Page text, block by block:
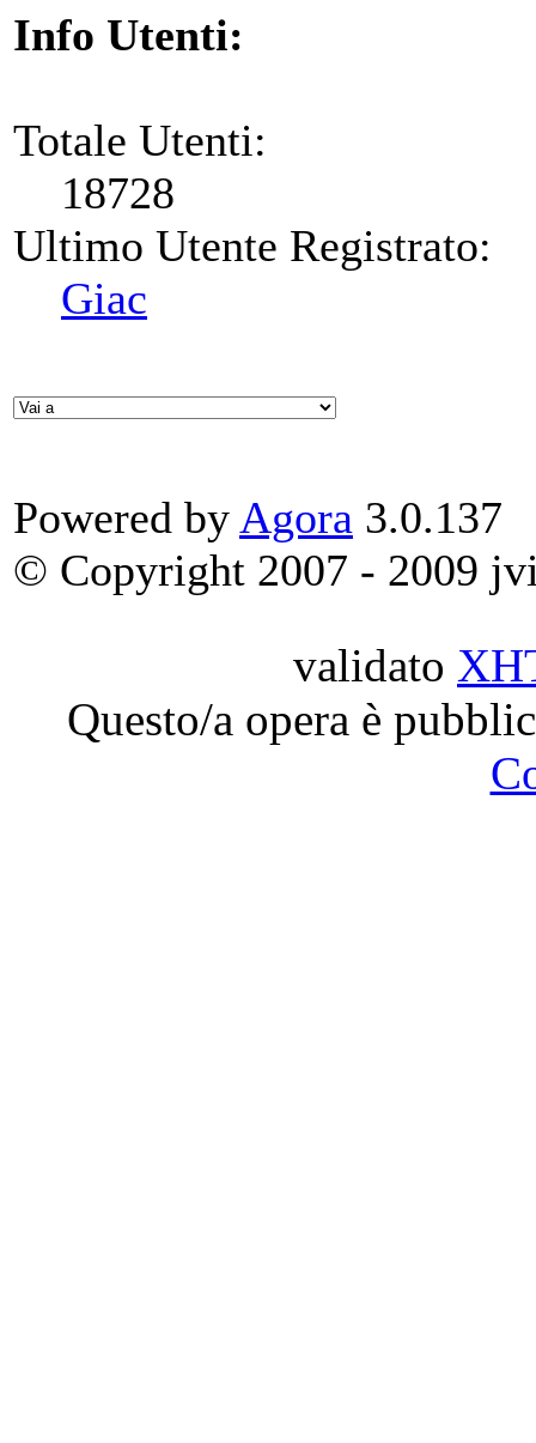
Info Utenti:
Totale Utenti:
18728
Ultimo Utente Registrato:
Giac
Powered by Agora 3.0.137
© Copyright 2007 - 2009
validato
Questo/a opera è